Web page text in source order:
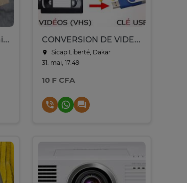
Presse Tee-shirt et maillot CONVERSION DE VIDEOS VHS,DVD,CD ou AUDIO sur Clé USB
Sicap Liberté, Dakar
31. mai, 17:49
10 F CFA